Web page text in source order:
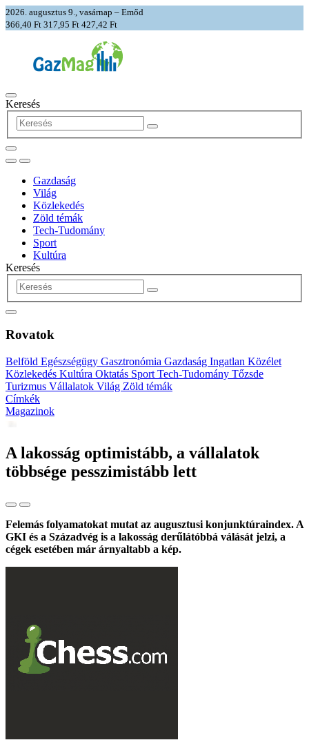
2026. augusztus 9., vasárnap – Emőd
366,40 Ft 317,95 Ft 427,42 Ft
Keresés
Gazdaság
Világ
Közlekedés
Zöld témák
Tech-Tudomány
Sport
Kultúra
Keresés
Rovatok
Belföld Egészségügy Gasztronómia Gazdaság Ingatlan Közélet
Közlekedés Kultúra Oktatás Sport Tech-Tudomány Tőzsde
Turizmus Vállalatok Világ Zöld témák
Címkék
Magazinok
A lakosság optimistább, a vállalatok
többsége pesszimistább lett
Felemás folyamatokat mutat az augusztusi konjunktúraindex. A
GKI és a Századvég is a lakosság derűlátóbbá válását jelzi, a
cégek esetében már árnyaltabb a kép.